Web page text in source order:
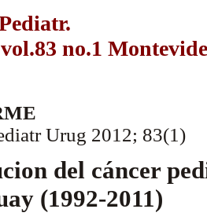
no.1
Urug 2012; 83(1)
del cáncer
(1992-2011)